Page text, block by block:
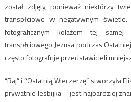
został zdjęty, ponieważ niektórzy
transpłciowe w negatywnym
fotograficznym kolażem tej samej
transpłciowego Jezusa podczas
często fotografuje przedstawicieli
“Raj” i “Ostatnią Wieczerzę” stworzyła
prywatnie lesbijka – jest najbardziej